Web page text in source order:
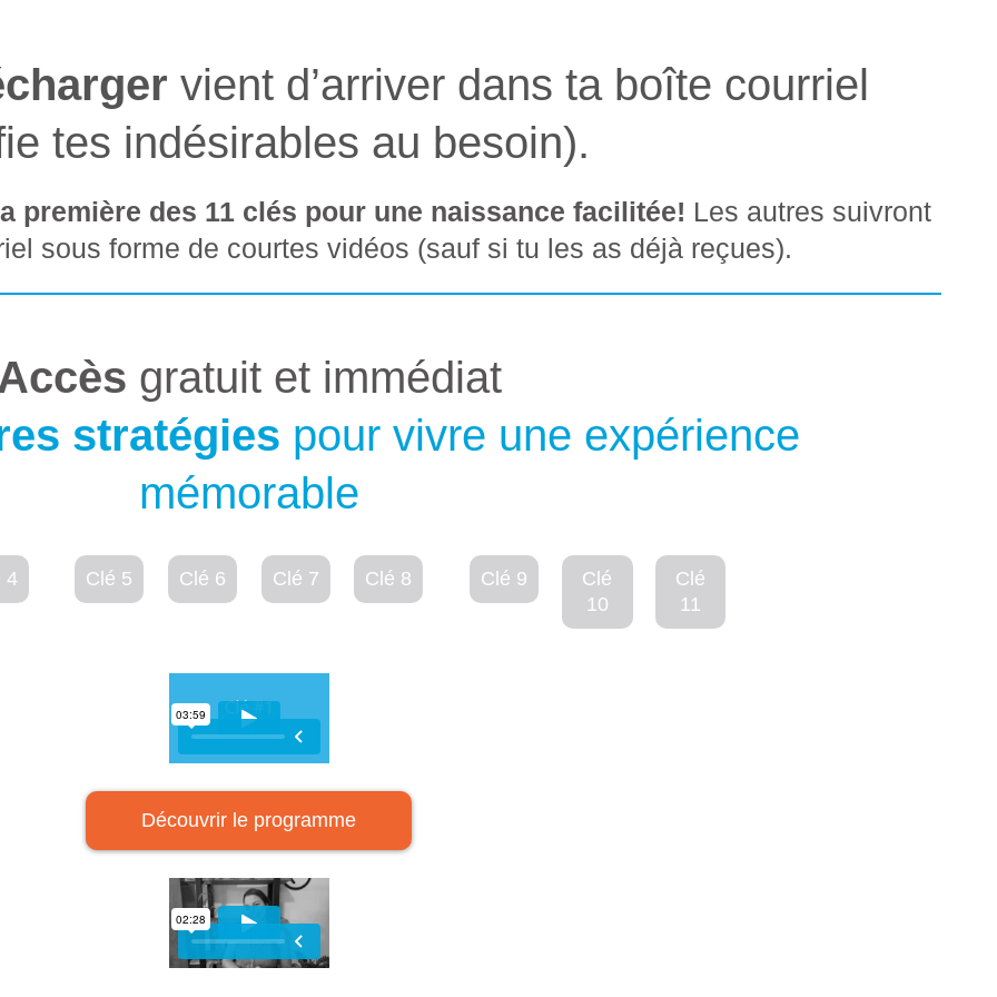
vient d’arriver dans ta boîte courriel
tes indésirables au besoin).
première des 11 clés pour une naissance facilitée! Les autres suivront
sous forme de courtes vidéos (sauf si tu les as déjà reçues).
gratuit et immédiat
stratégies pour vivre une expérience
mémorable
4 Clé 5 Clé 6 Clé 7 Clé 8 Clé 9
Clé
10
Clé
11
Découvrir le programme